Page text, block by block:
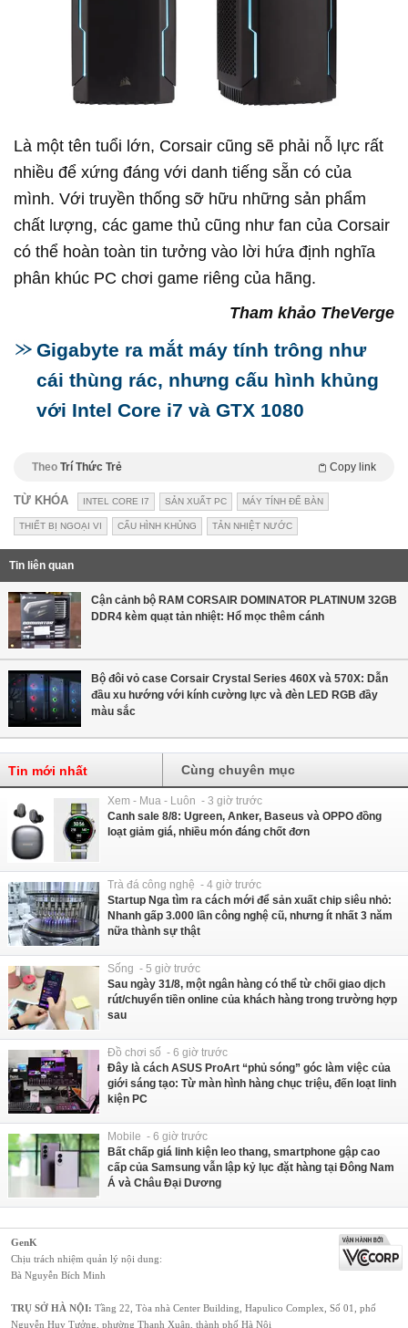
Là một tên tuổi lớn, Corsair cũng sẽ phải nỗ lực rất
nhiều để xứng đáng với danh tiếng sẵn có của
mình. Với truyền thống sỡ hữu những sản phẩm
chất lượng, các game thủ cũng như fan của Corsair
có thể hoàn toàn tin tưởng vào lời hứa định nghĩa
phân khúc PC chơi game riêng của hãng.
Tham khảo TheVerge
Gigabyte ra mắt máy tính trông như
cái thùng rác, nhưng cấu hình khủng
với Intel Core i7 và GTX 1080
Theo Trí Thức Trẻ Copy link
TỪ KHÓA INTEL CORE I7 SẢN XUẤT PC MÁY TÍNH ĐỂ BÀN
THIẾT BỊ NGOẠI VI CẤU HÌNH KHỦNG TẢN NHIỆT NƯỚC
Tin liên quan
Cận cảnh bộ RAM CORSAIR DOMINATOR PLATINUM 32GB
DDR4 kèm quạt tản nhiệt: Hổ mọc thêm cánh
Bộ đôi vỏ case Corsair Crystal Series 460X và 570X: Dẫn
đầu xu hướng với kính cường lực và đèn LED RGB đầy
màu sắc
Tin mới nhất Cùng chuyên mục
Xem - Mua - Luôn - 3 giờ trước
Canh sale 8/8: Ugreen, Anker, Baseus và OPPO đồng
loạt giảm giá, nhiều món đáng chốt đơn
Trà đá công nghệ - 4 giờ trước
Startup Nga tìm ra cách mới để sản xuất chip siêu nhỏ:
Nhanh gấp 3.000 lần công nghệ cũ, nhưng ít nhất 3 năm
nữa thành sự thật
Sống - 5 giờ trước
Sau ngày 31/8, một ngân hàng có thể từ chối giao dịch
rút/chuyển tiền online của khách hàng trong trường hợp
sau
Đồ chơi số - 6 giờ trước
Đây là cách ASUS ProArt “phủ sóng” góc làm việc của
giới sáng tạo: Từ màn hình hàng chục triệu, đến loạt linh
kiện PC
Mobile - 6 giờ trước
Bất chấp giá linh kiện leo thang, smartphone gập cao
cấp của Samsung vẫn lập kỷ lục đặt hàng tại Đông Nam
Á và Châu Đại Dương
GenK
Chịu trách nhiệm quản lý nội dung:
Bà Nguyễn Bích Minh
TRỤ SỞ HÀ NỘI: Tầng 22, Tòa nhà Center Building, Hapulico Complex, Số 01, phố
Nguyễn Huy Tưởng, phường Thanh Xuân, thành phố Hà Nội